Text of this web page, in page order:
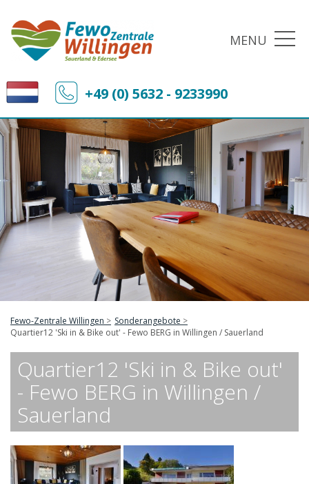
MENU
+49 (0) 5632 - 9233990
Fewo-Zentrale Willingen
Sonderangebote
Quartier12 'Ski in & Bike out' - Fewo BERG in Willingen / Sauerland
Quartier12 'Ski in & Bike out'
- Fewo BERG in Willingen /
Sauerland